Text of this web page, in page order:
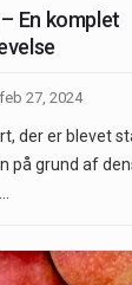
En komplet
feb 27, 2024
der er blevet
på grund af